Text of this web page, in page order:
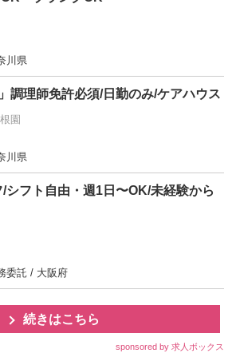
川県
調理師免許必須/日勤のみ/ケアハウス
園
川県
シフト自由・週1日〜OK/未経験から
委託 / 大阪府
続きはこちら
sponsored by 求人ボックス